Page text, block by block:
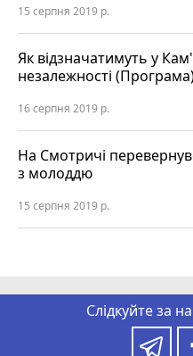
15 серпня 2019 р.
Як відзначатимуть у
незалежності
16 серпня 2019 р.
На Смотричі
з молоддю
15 серпня 2019 р.
Слідкуйте за